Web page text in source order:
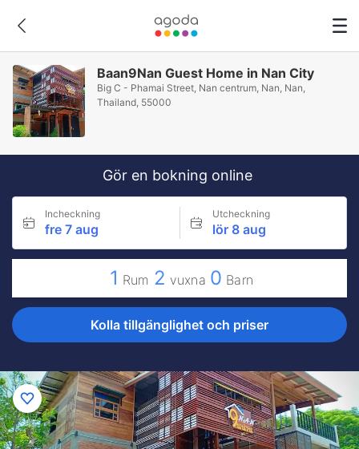
Baan9Nan Guest Home in Nan City
Big C - Phamai Street, Nan centrum, Nan, Nan,
Thailand, 55000
Gör en bokning online
Incheckning
fre 7 aug
Utcheckning
lör 8 aug
1 Rum 2 vuxna 0 Barn
Kolla tillgänglighet och priser